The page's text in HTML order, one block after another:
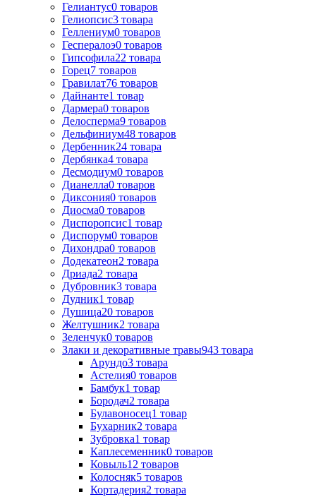
Гелиантус0 товаров
Гелиопсис3 товара
Геллениум0 товаров
Геспералоэ0 товаров
Гипсофила22 товара
Горец7 товаров
Гравилат76 товаров
Дайнанте1 товар
Дармера0 товаров
Делосперма9 товаров
Дельфиниум48 товаров
Дербенник24 товара
Дербянка4 товара
Десмодиум0 товаров
Дианелла0 товаров
Диксония0 товаров
Диосма0 товаров
Диспоропсис1 товар
Диспорум0 товаров
Дихондра0 товаров
Додекатеон2 товара
Дриада2 товара
Дубровник3 товара
Дудник1 товар
Душица20 товаров
Желтушник2 товара
Зеленчук0 товаров
Злаки и декоративные травы943 товара
Арундо3 товара
Астелия0 товаров
Бамбук1 товар
Бородач2 товара
Булавоносец1 товар
Бухарник2 товара
Зубровка1 товар
Каплесеменник0 товаров
Ковыль12 товаров
Колосняк5 товаров
Кортадерия2 товара